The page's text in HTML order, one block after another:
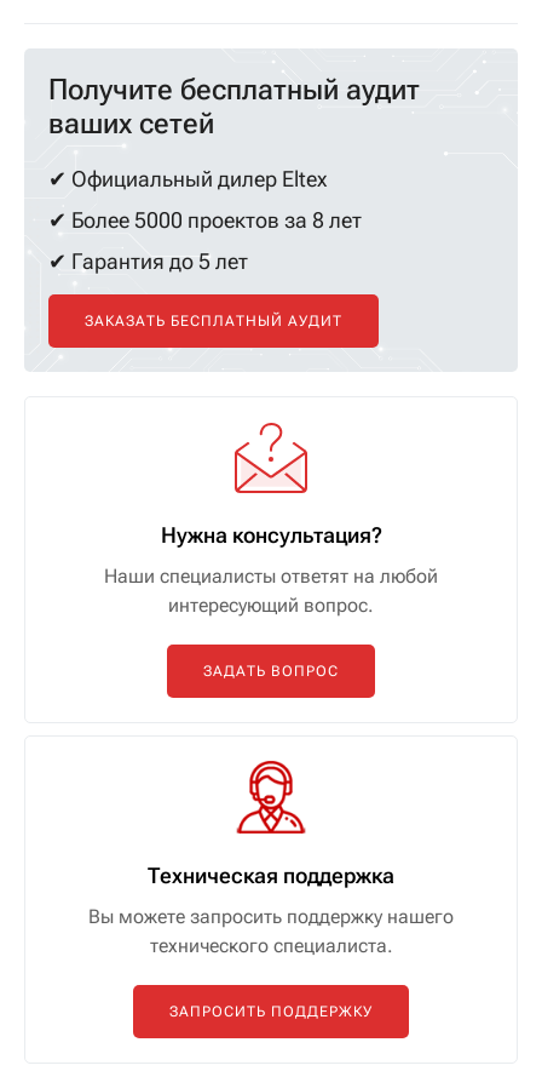
Получите бесплатный аудит
ваших сетей
✔ Официальный дилер Eltex
✔ Более 5000 проектов за 8 лет
✔ Гарантия до 5 лет
ЗАКАЗАТЬ БЕСПЛАТНЫЙ АУДИТ
Нужна консультация?
Наши специалисты ответят на любой
интересующий вопрос.
ЗАДАТЬ ВОПРОС
Техническая поддержка
Вы можете запросить поддержку нашего
технического специалиста.
ЗАПРОСИТЬ ПОДДЕРЖКУ